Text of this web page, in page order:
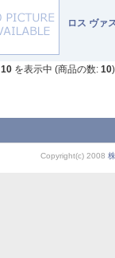
ロス ヴァ
10 を表示中 (商品の数: 10)
Copyright(c) 2008